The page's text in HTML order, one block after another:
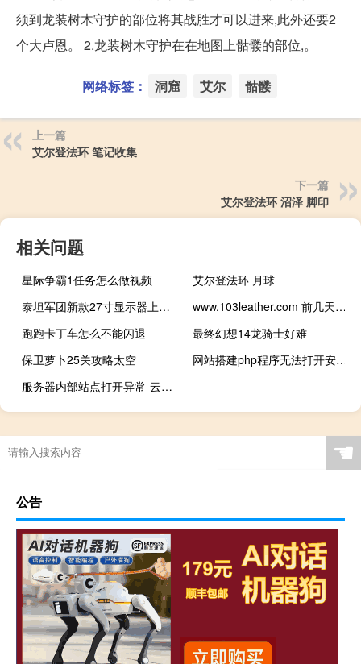
须到龙装树木守护的部位将其战胜才可以进来,此外还要2
个大卢恩。 2.龙装树木守护在在地图上骷髅的部位,。
网络标签： 洞窟 艾尔 骷髅
上一篇
艾尔登法环 笔记收集
下一篇
艾尔登法环 沼泽 脚印
相关问题
星际争霸1任务怎么做视频
艾尔登法环 月球
泰坦军团新款27寸显示器上架：4K 160Hz屏 首发1699元
www.103leather.com 前几天可以 可
跑跑卡丁车怎么不能闪退
最终幻想14龙骑士好难
保卫萝卜25关攻略太空
网站搭建php程序无法打开安装链接
服务器内部站点打开异常-云服务器问题
☚
公告